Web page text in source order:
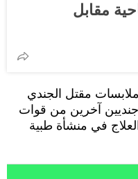
مقابل
ملابسات مقتل الجندي
آخرين من قوات
في منشأة طبية